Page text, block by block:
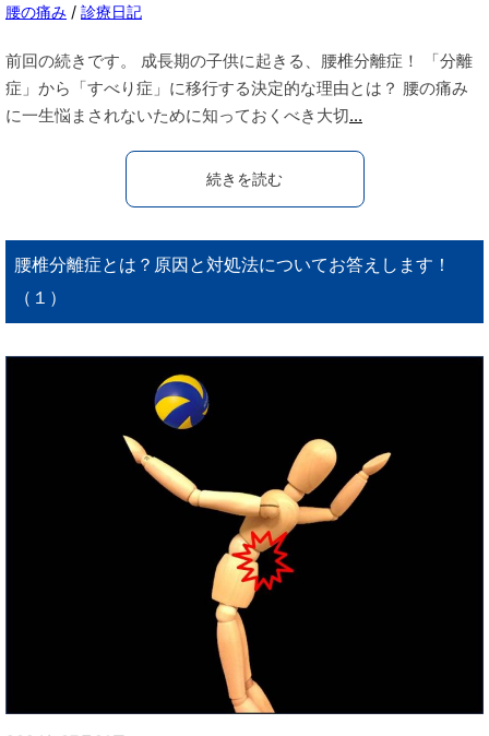
腰の痛み / 診療日記
前回の続きです。 成長期の子供に起きる、腰椎分離症！ 「分離
症」から「すべり症」に移行する決定的な理由とは？ 腰の痛み
に一生悩まされないために知っておくべき大切...
続きを読む
腰椎分離症とは？原因と対処法についてお答えします！
（１）